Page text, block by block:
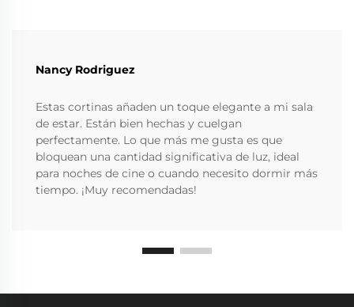
Nancy Rodriguez
Estas cortinas añaden un toque elegante a mi sala
de estar. Están bien hechas y cuelgan
perfectamente. Lo que más me gusta es que
bloquean una cantidad significativa de luz, ideal
para noches de cine o cuando necesito dormir más
tiempo. ¡Muy recomendadas!